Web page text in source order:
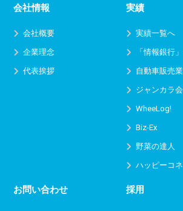
会社情報
会社概要
企業理念
代表挨拶
実績
実績一覧へ
「情報銀行
自動車販売
ジャンカラ
WheeLog!
Biz-Ex
野菜の達人
ハッピーコ
お問い合わせ 採用